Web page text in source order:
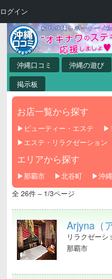
沖縄口コミ 沖縄の遊び
掲示板
お店一覧から探す
ビューティー・エステ
エステ・リラクゼーション
エリアから探す
那覇市 北谷町 沖
全 26件 – 1/3ページ
Arjyna（
リラクゼー
那覇市
ログイン